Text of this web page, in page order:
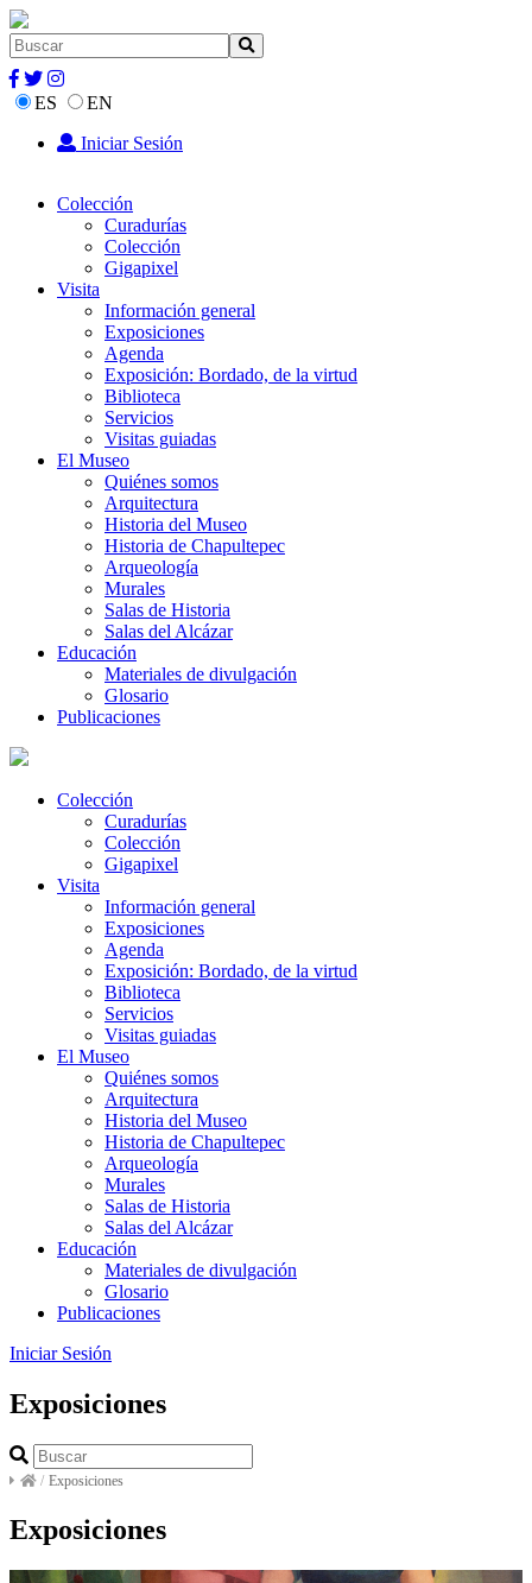
ES
EN
Iniciar Sesión
Colección
Curadurías
Colección
Gigapixel
Visita
Información general
Exposiciones
Agenda
Exposición: Bordado, de la virtud
Biblioteca
Servicios
Visitas guiadas
El Museo
Quiénes somos
Arquitectura
Historia del Museo
Historia de Chapultepec
Arqueología
Murales
Salas de Historia
Salas del Alcázar
Educación
Materiales de divulgación
Glosario
Publicaciones
Colección
Curadurías
Colección
Gigapixel
Visita
Información general
Exposiciones
Agenda
Exposición: Bordado, de la virtud
Biblioteca
Servicios
Visitas guiadas
El Museo
Quiénes somos
Arquitectura
Historia del Museo
Historia de Chapultepec
Arqueología
Murales
Salas de Historia
Salas del Alcázar
Educación
Materiales de divulgación
Glosario
Publicaciones
Iniciar Sesión
Exposiciones
/ Exposiciones
Exposiciones